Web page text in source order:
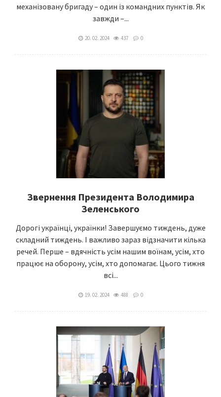
механізовану бригаду – один із командних пунктів. Як
завжди –...
20. 02. 2024 437 0
Звернення Президента Володимира
Зеленського
Дорогі українці, українки! Завершуємо тиждень, дуже
складний тиждень. І важливо зараз відзначити кілька
речей. Перше – вдячність усім нашим воїнам, усім, хто
працює на оборону, усім, хто допомагає. Цього тижня
всі...
19. 02. 2024 488 0